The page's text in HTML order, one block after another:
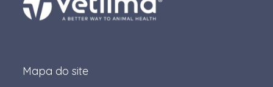
Mapa do site